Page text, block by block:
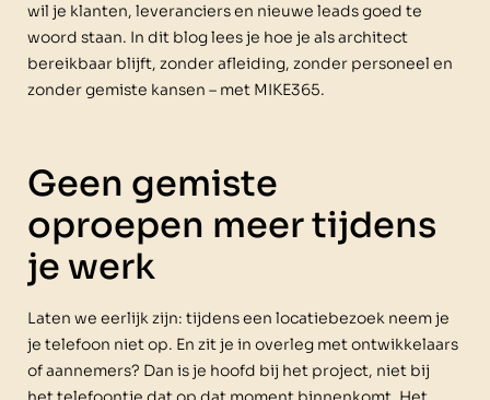
wil je klanten, leveranciers en nieuwe leads goed te
woord staan. In dit blog lees je hoe je als architect
bereikbaar blijft, zonder afleiding, zonder personeel en
zonder gemiste kansen – met MIKE365.
Geen gemiste
oproepen meer tijdens
je werk
Laten we eerlijk zijn: tijdens een locatiebezoek neem je
je telefoon niet op. En zit je in overleg met ontwikkelaars
of aannemers? Dan is je hoofd bij het project, niet bij